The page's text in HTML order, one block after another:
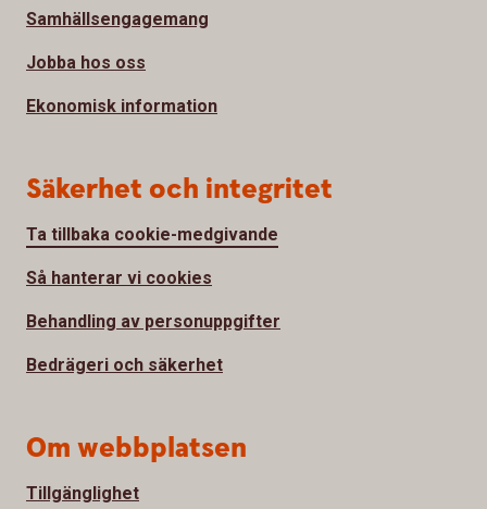
Samhällsengagemang
Jobba hos oss
Ekonomisk information
Säkerhet och integritet
Ta tillbaka cookie-medgivande
Så hanterar vi cookies
Behandling av personuppgifter
Bedrägeri och säkerhet
Om webbplatsen
Tillgänglighet